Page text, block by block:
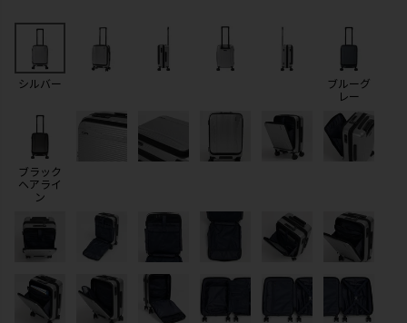
シルバー
ブルーグ
レー
ブラック
ヘアライ
ン